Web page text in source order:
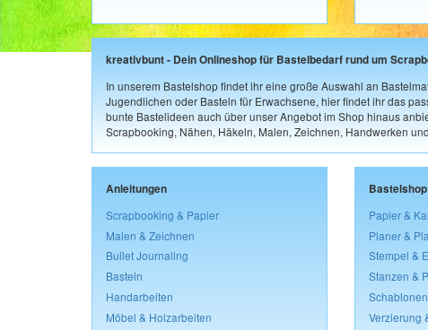
kreativbunt - Dein Onlineshop für Bastelbedarf rund um
In unserem Bastelshop findet ihr eine große Auswahl an
Jugendlichen oder Basteln für Erwachsene, hier findet ihr das
bunte Bastelideen auch über unser Angebot im Shop hinaus
Scrapbooking, Nähen, Häkeln, Malen, Zeichnen, Handwerken
Anleitungen
Scrapbooking & Papier
Malen & Zeichnen
Bullet Journaling
Basteln
Handarbeiten
Möbel & Holzarbeiten
Bastelshop
Papier &
Planer &
Stempel &
Stanzen &
Verzierung